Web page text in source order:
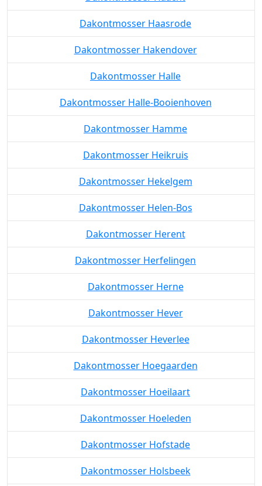
Dakontmosser Groot-Bijgaarden
Dakontmosser Haacht
Dakontmosser Haasrode
Dakontmosser Hakendover
Dakontmosser Halle
Dakontmosser Halle-Booienhoven
Dakontmosser Hamme
Dakontmosser Heikruis
Dakontmosser Hekelgem
Dakontmosser Helen-Bos
Dakontmosser Herent
Dakontmosser Herfelingen
Dakontmosser Herne
Dakontmosser Hever
Dakontmosser Heverlee
Dakontmosser Hoegaarden
Dakontmosser Hoeilaart
Dakontmosser Hoeleden